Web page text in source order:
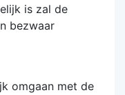
is zal de
bezwaar
omgaan met de